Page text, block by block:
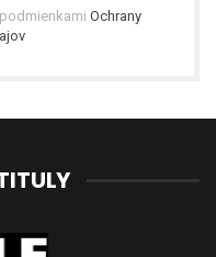
Ochrany